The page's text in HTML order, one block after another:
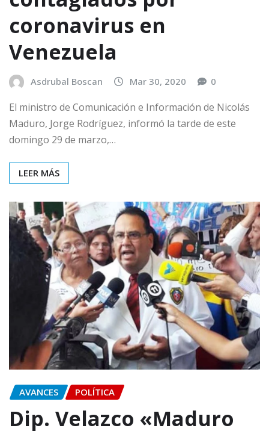
coronavirus en
Venezuela
Asdrubal Boscan Mar 30, 2020 0
El ministro de Comunicación e Información de Nicolás
Maduro, Jorge Rodríguez, informó la tarde de este
domingo 29 de marzo,…
LEER MÁS
AVANCES POLÍTICA
Dip. Velazco «Maduro